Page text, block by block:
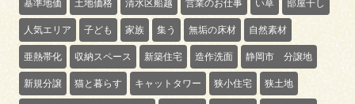
基準地価 土地価格 清水区船越 営業のお仕事 い草 部屋干し
人気エリア 子ども 家族 集う 無垢の床材 自然素材
亜熱帯化 収納スペース 新築住宅 造作洗面 静岡市 分譲地
新規分譲 猫と暮らす キャットタワー 狭小住宅 狭土地